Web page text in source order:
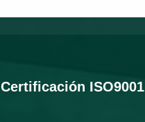
Certificación ISO9001